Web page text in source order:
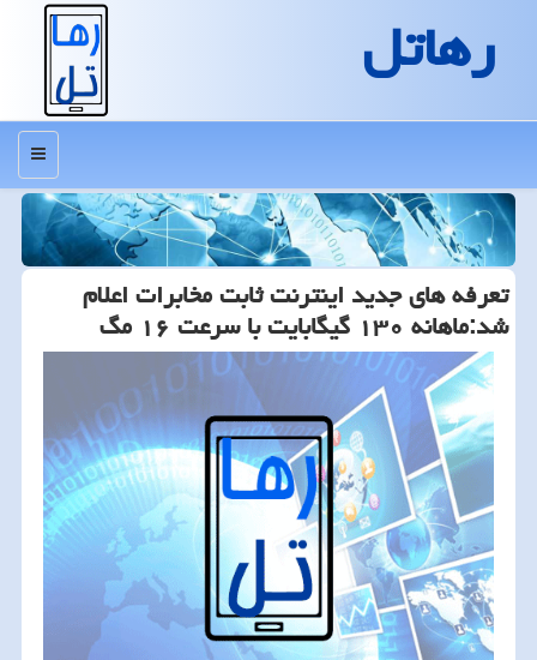
رهاتل
منو
تعرفه های جدید اینترنت ثابت مخابرات اعلام
شد:ماهانه ۱۳۰ گیگابایت با سرعت ۱۶ مگ